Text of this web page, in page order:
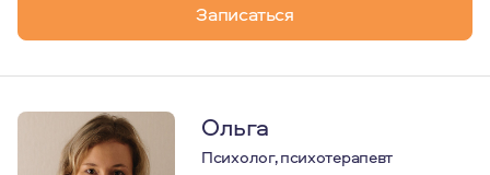
Записаться
Ольга
Психолог, психотерапевт